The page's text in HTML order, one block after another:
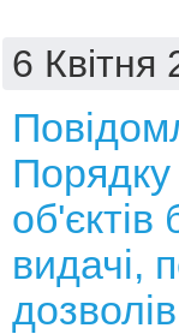
6 Квітня
Порядку
об'єктів
видачі,